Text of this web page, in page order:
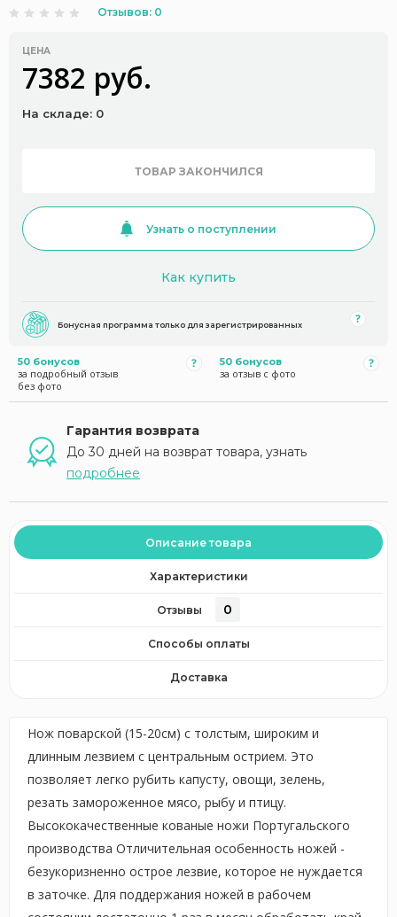
Отзывов: 0
ЦЕНА
7382 руб.
На складе: 0
ТОВАР ЗАКОНЧИЛСЯ
Узнать о поступлении
Как купить
Бонусная программа только для зарегистрированных
50 бонусов
за подробный отзыв
без фото
50 бонусов
за отзыв с фото
Гарантия возврата
До 30 дней на возврат товара, узнать
подробнее
Описание товара
Характеристики
Отзывы 0
Способы оплаты
Доставка
Нож поварской (15-20см) с толстым, широким и
длинным лезвием с центральным острием. Это
позволяет легко рубить капусту, овощи, зелень,
резать замороженное мясо, рыбу и птицу.
Высококачественные кованые ножи Португальского
производства Отличительная особенность ножей -
безукоризненно острое лезвие, которое не нуждается
в заточке. Для поддержания ножей в рабочем